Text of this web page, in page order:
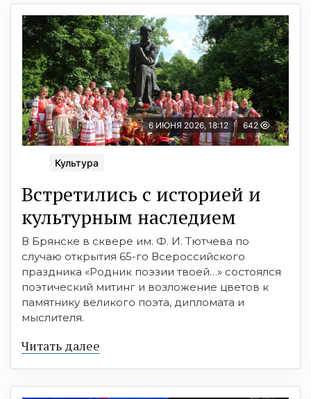
6 ИЮНЯ 2026, 18:12 642
Культура
Встретились с историей и
культурным наследием
В Брянске в сквере им. Ф. И. Тютчева по
случаю открытия 65-го Всероссийского
праздника «Родник поэзии твоей…» состоялся
поэтический митинг и возложение цветов к
памятнику великого поэта, дипломата и
мыслителя.
Читать далее